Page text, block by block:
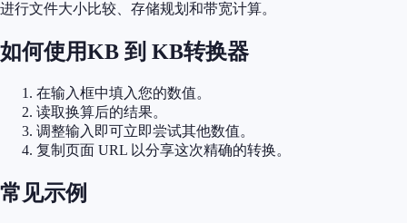
进行文件大小比较、存储规划和带宽计算。
如何使用KB 到 KB转换器
在输入框中填入您的数值。
读取换算后的结果。
调整输入即可立即尝试其他数值。
复制页面 URL 以分享这次精确的转换。
常见示例